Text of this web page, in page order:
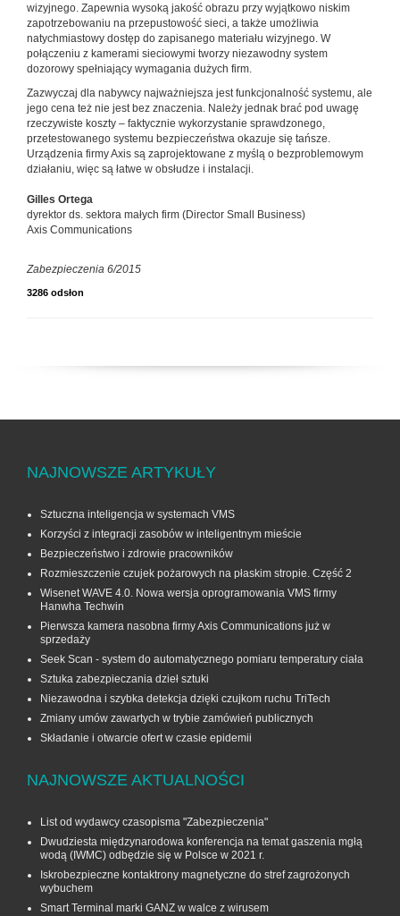
wizyjnego. Zapewnia wysoką jakość obrazu przy wyjątkowo niskim
zapotrzebowaniu na przepustowość sieci, a także umożliwia
natychmiastowy dostęp do zapisanego materiału wizyjnego. W
połączeniu z kamerami sieciowymi tworzy niezawodny system
dozorowy spełniający wymagania dużych firm.
Zazwyczaj dla nabywcy najważniejsza jest funkcjonalność systemu, ale
jego cena też nie jest bez znaczenia. Należy jednak brać pod uwagę
rzeczywiste koszty – faktycznie wykorzystanie sprawdzonego,
przetestowanego systemu bezpieczeństwa okazuje się tańsze.
Urządzenia firmy Axis są zaprojektowane z myślą o bezproblemowym
działaniu, więc są łatwe w obsłudze i instalacji.
Gilles Ortega
dyrektor ds. sektora małych firm (Director Small Business)
Axis Communications
Zabezpieczenia 6/2015
3286 odsłon
NAJNOWSZE ARTYKUŁY
Sztuczna inteligencja w systemach VMS
Korzyści z integracji zasobów w inteligentnym mieście
Bezpieczeństwo i zdrowie pracowników
Rozmieszczenie czujek pożarowych na płaskim stropie. Część 2
Wisenet WAVE 4.0. Nowa wersja oprogramowania VMS firmy
Hanwha Techwin
Pierwsza kamera nasobna firmy Axis Communications już w
sprzedaży
Seek Scan - system do automatycznego pomiaru temperatury ciała
Sztuka zabezpieczania dzieł sztuki
Niezawodna i szybka detekcja dzięki czujkom ruchu TriTech
Zmiany umów zawartych w trybie zamówień publicznych
Składanie i otwarcie ofert w czasie epidemii
NAJNOWSZE AKTUALNOŚCI
List od wydawcy czasopisma "Zabezpieczenia"
Dwudziesta międzynarodowa konferencja na temat gaszenia mgłą
wodą (IWMC) odbędzie się w Polsce w 2021 r.
Iskrobezpieczne kontaktrony magnetyczne do stref zagrożonych
wybuchem
Smart Terminal marki GANZ w walce z wirusem